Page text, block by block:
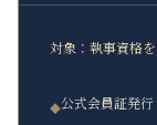
対象： 執事資格
◆公式会員証発行